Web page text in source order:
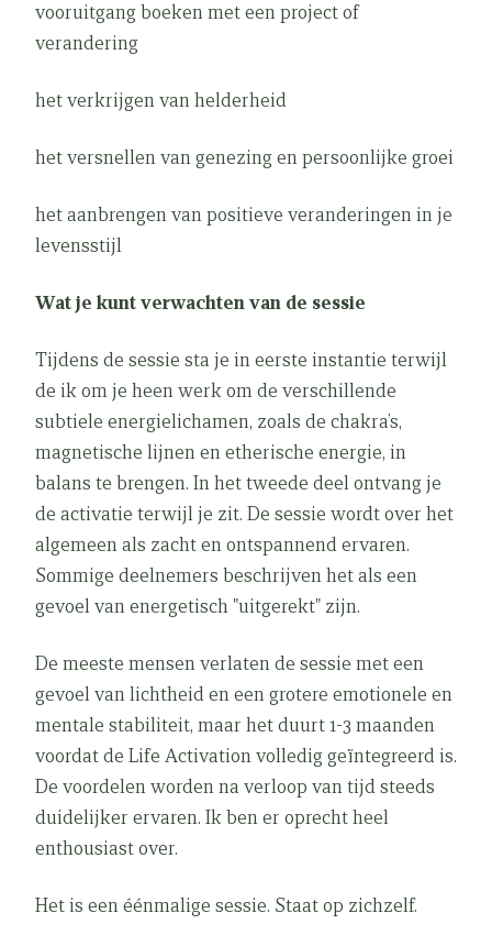
vooruitgang boeken met een project of
verandering
het verkrijgen van helderheid
het versnellen van genezing en persoonlijke groei
het aanbrengen van positieve veranderingen in je
levensstijl
Wat je kunt verwachten van de sessie
Tijdens de sessie sta je in eerste instantie terwijl
de ik om je heen werk om de verschillende
subtiele energielichamen, zoals de chakra’s,
magnetische lijnen en etherische energie, in
balans te brengen. In het tweede deel ontvang je
de activatie terwijl je zit. De sessie wordt over het
algemeen als zacht en ontspannend ervaren.
Sommige deelnemers beschrijven het als een
gevoel van energetisch "uitgerekt" zijn.
De meeste mensen verlaten de sessie met een
gevoel van lichtheid en een grotere emotionele en
mentale stabiliteit, maar het duurt 1-3 maanden
voordat de Life Activation volledig geïntegreerd is.
De voordelen worden na verloop van tijd steeds
duidelijker ervaren. Ik ben er oprecht heel
enthousiast over.
Het is een éénmalige sessie. Staat op zichzelf.